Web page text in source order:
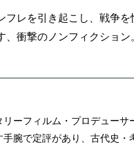
レを引き起こし、戦争
衝撃のノンフィクション。
ーフィルム・プロデューサ
腕で定評があり、古代史